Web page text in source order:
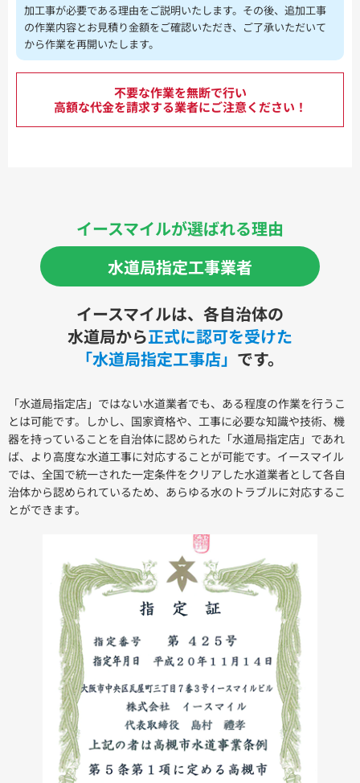
加工事が必要である理由をご説明いたします。その後、追加工事
の作業内容とお見積り金額をご確認いただき、ご了承いただいて
から作業を再開いたします。
不要な作業を無断で行い
高額な代金を請求する業者にご注意ください！
イースマイルが選ばれる理由
水道局指定工事業者
イースマイルは、各自治体の
水道局から正式に認可を受けた
「水道局指定工事店」 です。
「水道局指定店」ではない水道業者でも、ある程度の作業を行うこ
とは可能です。しかし、国家資格や、工事に必要な知識や技術、機
器を持っていることを自治体に認められた「水道局指定店」であれ
ば、より高度な水道工事に対応することが可能です。イースマイル
では、全国で統一された一定条件をクリアした水道業者として各自
治体から認められているため、あらゆる水のトラブルに対応するこ
とができます。